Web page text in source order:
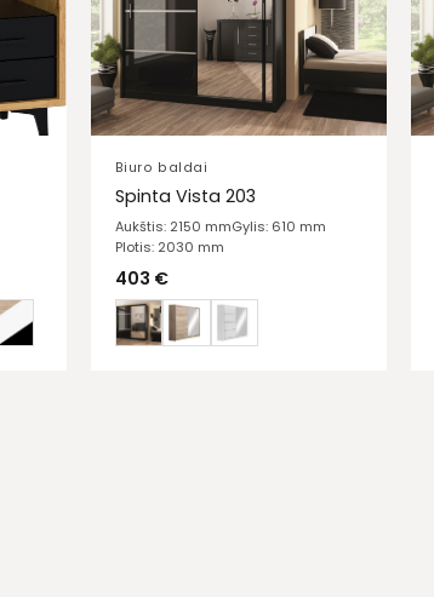
Biuro baldai
Spinta Vista 203
Aukštis: 2150 mmGylis: 610 mm
Plotis: 2030 mm
403 €